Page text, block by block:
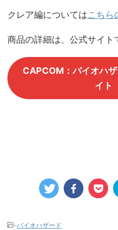
クレア編についてはこちら
商品の詳細は、公式サイト
CAPCOM：バイオハ
イト
-バイオハザード